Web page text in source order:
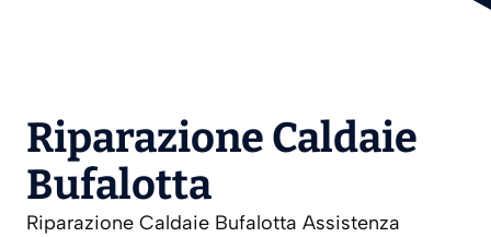
Riparazione Caldaie
Bufalotta
Riparazione Caldaie Bufalotta Assistenza